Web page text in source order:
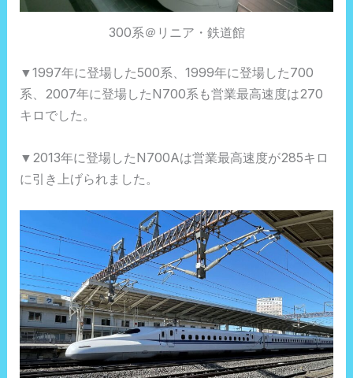
300系＠リニア・鉄道館
▼1997年に登場した500系、1999年に登場した700
系、2007年に登場したN700系も営業最高速度は270
キロでした。
▼2013年に登場したN700Aは営業最高速度が285キロ
に引き上げられました。